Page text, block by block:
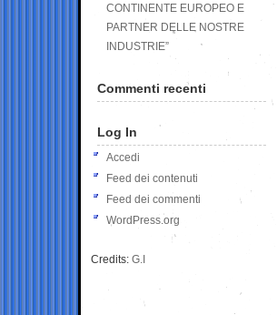
CONTINENTE EUROPEO E
PARTNER DELLE NOSTRE
INDUSTRIE”
Commenti recenti
Log In
Accedi
Feed dei contenuti
Feed dei commenti
WordPress.org
Credits: G.I